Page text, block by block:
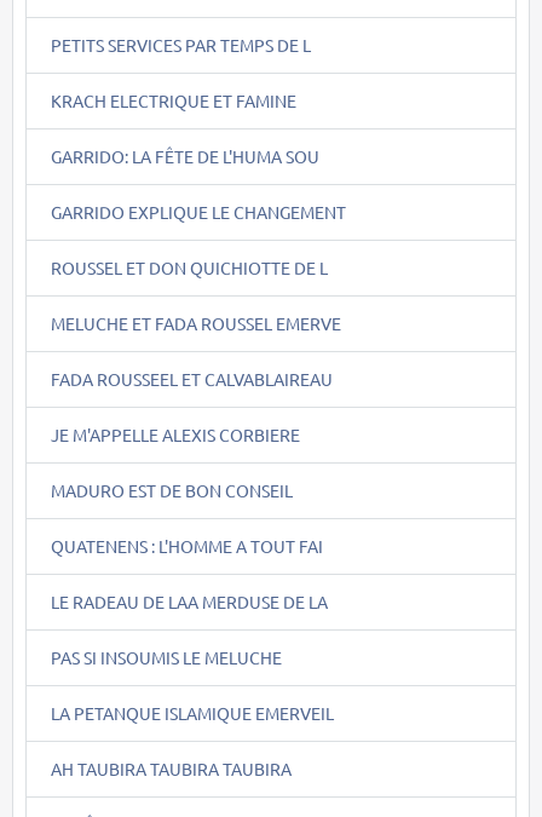
PETITS SERVICES PAR TEMPS DE L
KRACH ELECTRIQUE ET FAMINE
GARRIDO: LA FÊTE DE L'HUMA SOU
GARRIDO EXPLIQUE LE CHANGEMENT
ROUSSEL ET DON QUICHIOTTE DE L
MELUCHE ET FADA ROUSSEL EMERVE
FADA ROUSSEEL ET CALVABLAIREAU
JE M'APPELLE ALEXIS CORBIERE
MADURO EST DE BON CONSEIL
QUATENENS : L'HOMME A TOUT FAI
LE RADEAU DE LAA MERDUSE DE LA
PAS SI INSOUMIS LE MELUCHE
LA PETANQUE ISLAMIQUE EMERVEIL
AH TAUBIRA TAUBIRA TAUBIRA